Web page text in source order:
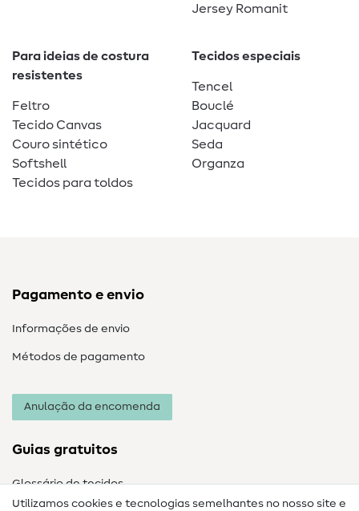
Jersey Romanit
Para ideias de costura
resistentes
Feltro
Tecido Canvas
Couro sintético
Softshell
Tecidos para toldos
Tecidos especiais
Tencel
Bouclé
Jacquard
Seda
Organza
Pagamento e envio
Informações de envio
Métodos de pagamento
Anulação da encomenda
Guias gratuitos
Glossário de tecidos
Utilizamos cookies e tecnologias semelhantes no nosso site e